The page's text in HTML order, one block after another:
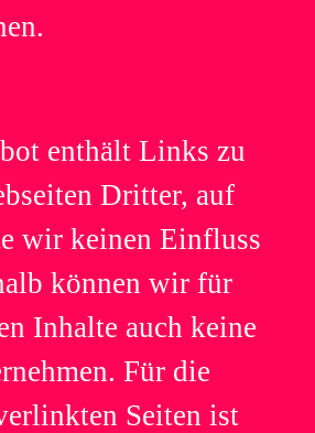
ent­hält Links zu
Drit­ter, auf
wir kei­nen Ein­fluss
kön­nen wir für
Inhalte auch keine
Für die
Sei­ten ist